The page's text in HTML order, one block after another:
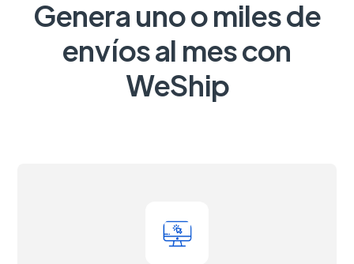
Genera uno o miles de
envíos al mes con
WeShip